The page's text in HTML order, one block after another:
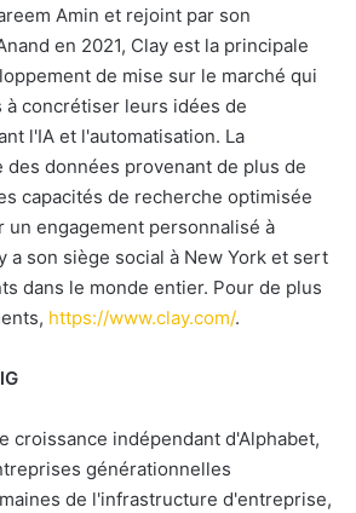
Amin et rejoint par son
en 2021, Clay est la principale
de mise sur le marché qui
concrétiser leurs idées de
l'IA et l'automatisation. La
des données provenant de plus de
capacités de recherche optimisée
un engagement personnalisé à
a son siège social à New York et sert
dans le monde entier. Pour de plus
https://www.clay.com/.
croissance indépendant d'Alphabet,
générationnelles
de l'infrastructure d'entreprise,